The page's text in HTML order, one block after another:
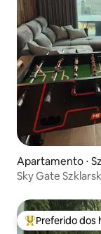
Apartamento ⋅
Sky Gate
Entre os
Preferido dos